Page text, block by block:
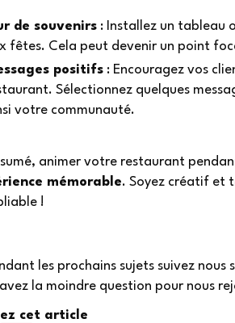
de souvenirs : Installez un tableau
fêtes. Cela peut devenir un point
positifs : Encouragez vos
Sélectionnez quelques
votre communauté.
animer votre restaurant
mémorable. Soyez créatif et
!
les prochains sujets suivez nous
la moindre question pour nous
cet article